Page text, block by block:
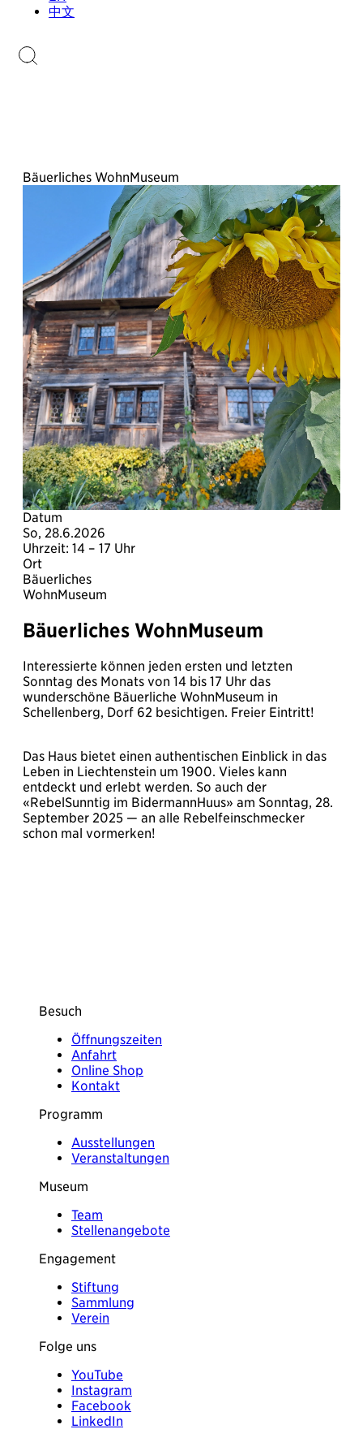
中文
Bäuerliches WohnMuseum
Datum
So, 28.6.2026
Uhrzeit: 14 – 17 Uhr
Ort
Bäuerliches
WohnMuseum
Bäuerliches WohnMuseum
Interessierte können jeden ersten und letzten
Sonntag des Monats von 14 bis 17 Uhr das
wunderschöne Bäuerliche WohnMuseum in
Schellenberg, Dorf 62 besichtigen. Freier Eintritt!
Das Haus bietet einen authentischen Einblick in das
Leben in Liechtenstein um 1900. Vieles kann
entdeckt und erlebt werden. So auch der
«RebelSunntig im BidermannHuus» am Sonntag, 28.
September 2025 — an alle Rebelfeinschmecker
schon mal vormerken!
Besuch
Öffnungszeiten
Anfahrt
Online Shop
Kontakt
Programm
Ausstellungen
Veranstaltungen
Museum
Team
Stellenangebote
Engagement
Stiftung
Sammlung
Verein
Folge uns
YouTube
Instagram
Facebook
LinkedIn